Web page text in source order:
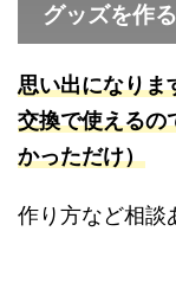
グッズを作
思い出になりま
交換で使えるの
かっただけ）
作り方など相談